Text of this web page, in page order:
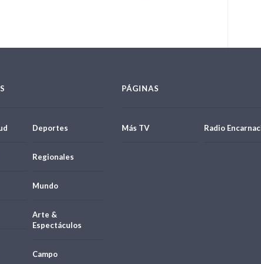
Deportes
Regionales
Mundo
Arte &
Espectáculos
Campo
PÁGINAS
Más TV Radio